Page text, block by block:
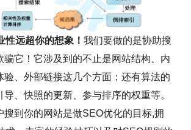
性远超你的想象！ 我们要做的是协助搜
骗它！它涉及到的不止是网站结构、内
验、外部链接这几个方面；还有算法的
、快照的更新、参与排序的权重等。
搜到你的网站是做SEO优化的目标,拥